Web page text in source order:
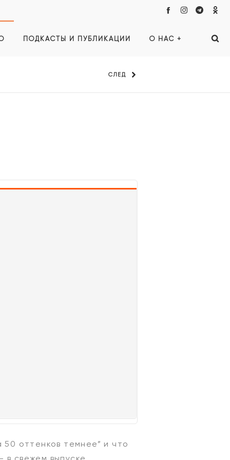
ПОДКАСТЫ И ПУБЛИКАЦИИ О НАС +
СЛЕД
оттенков темнее” и что